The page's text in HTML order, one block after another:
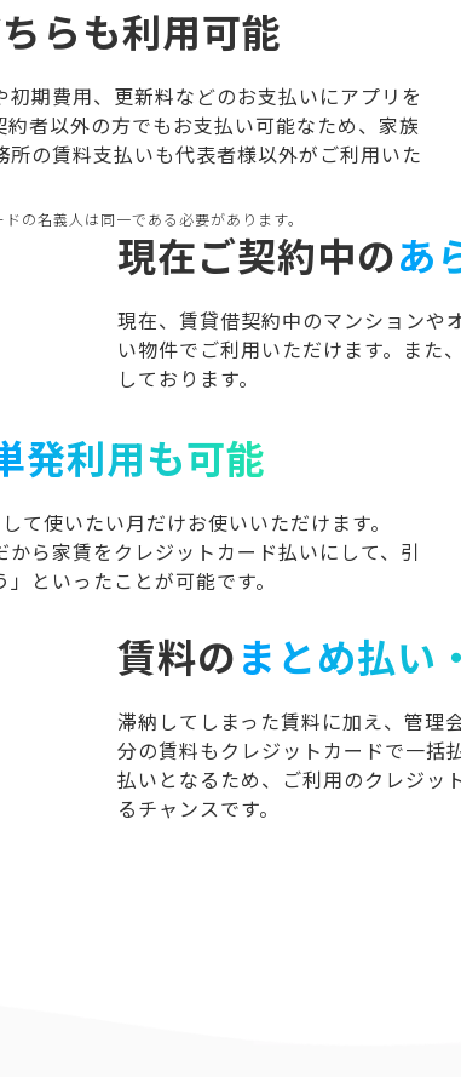
らも利用可能
期費用、更新料などのお支払いにアプリを
者以外の方でもお支払い可能なため、家族
の賃料支払いも代表者様以外がご利用いた
の名義人は同一である必要があります。
現在ご契約中のあ
現在、賃貸借契約中のマンションや
い物件でご利用いただけます。また
しております。
発利用も可能
て使いたい月だけお使いいただけます。
ら家賃をクレジットカード払いにして、引
といったことが可能です。
賃料のまとめ払い
滞納してしまった賃料に加え、管理
分の賃料もクレジットカードで一括
払いとなるため、ご利用のクレジッ
るチャンスです。